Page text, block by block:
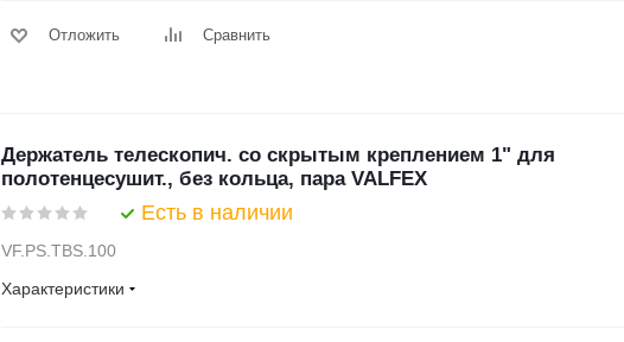
Отложить Сравнить
Держатель телескопич. со скрытым креплением 1" для
полотенцесушит., без кольца, пара VALFEX
Есть в наличии
VF.PS.TBS.100
Характеристики